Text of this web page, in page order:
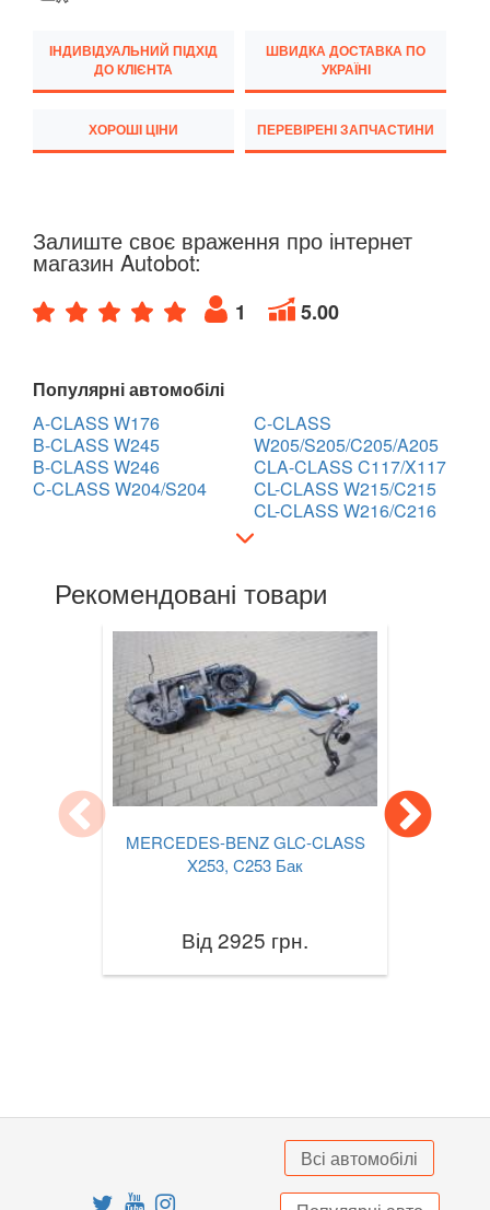
EQC N293
G-CLASS W463
GL-CLASS X164
GLA-CLASS X156
GLC-CLASS X253, C253
GLK-CLASS X204
ML-CLASS I W163
R-CLASS W251
S-CLASS W220
S-CLASS W221
S-CLASS W222
S-CLASS W223
S-CLASS C217/A217
SL-CLASS R231
ІНДИВІДУАЛЬНИЙ ПІДХІД
ДО КЛІЄНТА
ШВИДКА ДОСТАВКА ПО
УКРАЇНІ
ХОРОШІ ЦІНИ ПЕРЕВІРЕНІ ЗАПЧАСТИНИ
Залиште своє враження про інтернет
магазин Autobot:
1 5.00
Популярні автомобілі
A-CLASS W176
B-CLASS W245
B-CLASS W246
C-CLASS W204/S204
C-CLASS
W205/S205/C205/A205
CLA-CLASS C117/X117
CL-CLASS W215/C215
CL-CLASS W216/C216
Рекомендовані товари
MERCEDES-BENZ GLC-CLASS
X253, C253 Бак
Від 2925 грн.
Всі автомобілі